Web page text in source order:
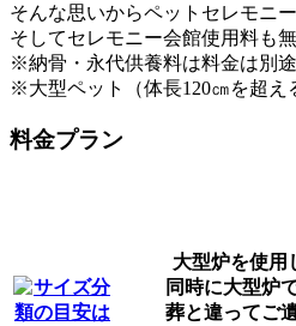
そんな思いからペットセレモニ
そしてセレモニー会館使用料も
※納骨・永代供養料は料金は別途
※大型ペット（体長120㎝を超え
料金プラン
大型炉を使用
同時に大型炉
葬と違ってご